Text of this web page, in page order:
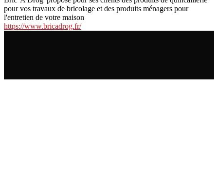
pour vos travaux de bricolage et des produits ménagers pour
l'entretien de votre maison
https://www.bricadrog.fr/